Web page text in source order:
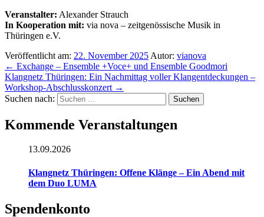
Veranstalter: Alexander Strauch
In Kooperation mit: via nova – zeitgenössische Musik in
Thüringen e.V.
Veröffentlicht am: 22. November 2025 Autor: vianova
← Exchange – Ensemble +Voce+ und Ensemble Goodmori
Klangnetz Thüringen: Ein Nachmittag voller Klangentdeckungen –
Workshop-Abschlusskonzert →
Suchen nach:
Kommende Veranstaltungen
13.09.2026
Klangnetz Thüringen: Offene Klänge – Ein Abend mit
dem Duo LUMA
Spendenkonto